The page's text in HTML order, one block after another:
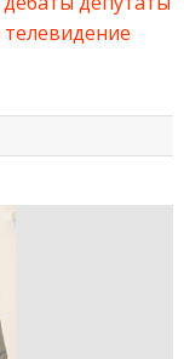
телевидение